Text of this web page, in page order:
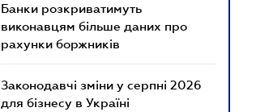
Банки розкриватимуть
виконавцям більше даних про
рахунки боржників
Законодавчі зміни у серпні 2026
для бізнесу в Україні